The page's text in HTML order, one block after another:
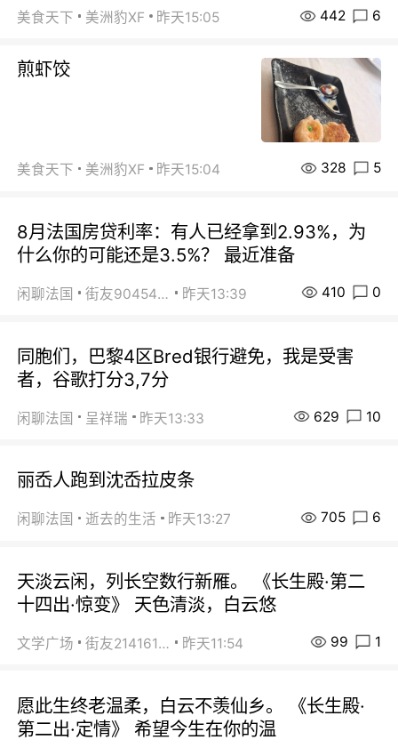
美食天下 美洲豹XF 昨天15:05 442 6
煎虾饺
美食天下 美洲豹XF 昨天15:04 328 5
8月法国房贷利率：有人已经拿到2.93%，为
什么你的可能还是3.5%？ 最近准备
闲聊法国 街友90454511 昨天13:39 410 0
同胞们，巴黎4区Bred银行避免，我是受害
者，谷歌打分3,7分
闲聊法国 呈祥瑞 昨天13:33 629 10
丽岙人跑到沈岙拉皮条
闲聊法国 逝去的生活 昨天13:27 705 6
天淡云闲，列长空数行新雁。 《长生殿·第二
十四出·惊变》 天色清淡，白云悠
文学广场 街友21416156 昨天11:54 99 1
愿此生终老温柔，白云不羡仙乡。 《长生殿·
第二出·定情》 希望今生在你的温